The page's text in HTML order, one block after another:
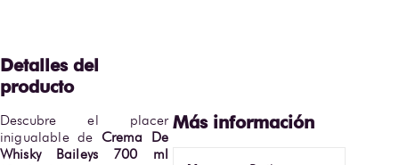
Descubre el placer
inigualable de Crema De
Whisky Baileys 700 ml